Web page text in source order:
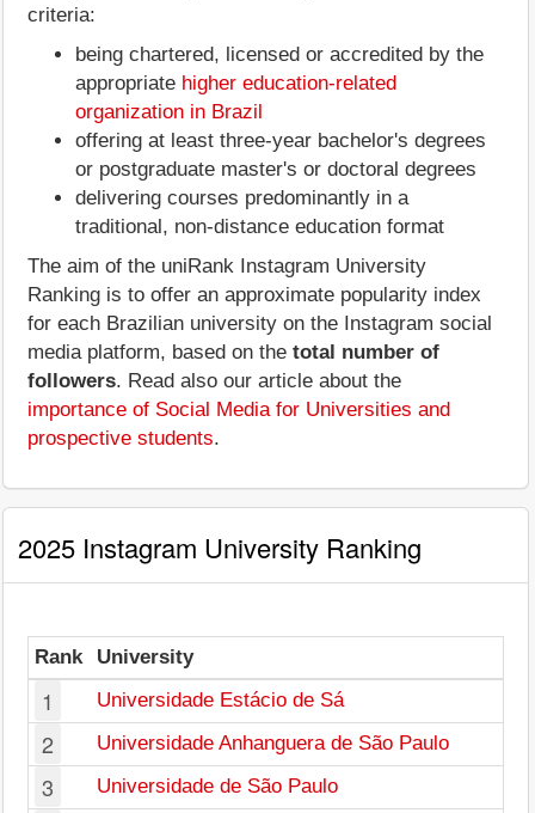
criteria:
being chartered, licensed or accredited by the
appropriate higher education-related
organization in Brazil
offering at least three-year bachelor's degrees
or postgraduate master's or doctoral degrees
delivering courses predominantly in a
traditional, non-distance education format
The aim of the uniRank Instagram University
Ranking is to offer an approximate popularity index
for each Brazilian university on the Instagram social
media platform, based on the total number of
followers. Read also our article about the
importance of Social Media for Universities and
prospective students.
2025 Instagram University Ranking
Rank University
1 Universidade Estácio de Sá
2 Universidade Anhanguera de São Paulo
3 Universidade de São Paulo